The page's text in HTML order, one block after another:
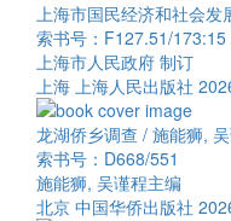
上海市国民经济和社会发
索书号：F127.51/173:15
上海市人民政府 制订
上海 上海人民出版社
龙湖侨乡调查 / 施能狮,
索书号：D668/551
施能狮, 吴谨程主编
北京 中国华侨出版社